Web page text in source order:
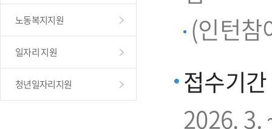
노동복지지원
일자리 지원
청년일자리지원
(인턴참
접수기간
2026. 3.